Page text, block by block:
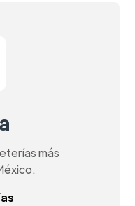
más